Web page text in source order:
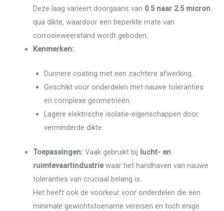
Deze laag varieert doorgaans van 0.5 naar 2.5 micron
qua dikte, waardoor een beperkte mate van
corrosieweerstand wordt geboden.
Kenmerken:
Dunnere coating met een zachtere afwerking.
Geschikt voor onderdelen met nauwe toleranties
en complexe geometrieën.
Lagere elektrische isolatie-eigenschappen door
verminderde dikte.
Toepassingen: Vaak gebruikt bij lucht- en
ruimtevaartindustriewaar het handhaven van nauwe
toleranties van cruciaal belang is.
Het heeft ook de voorkeur voor onderdelen die een
minimale gewichtstoename vereisen en toch enige